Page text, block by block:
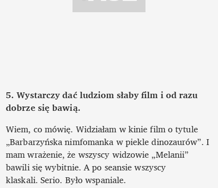
5. Wystarczy dać ludziom słaby film i od razu
dobrze się bawią.
Wiem, co mówię. Widziałam w kinie film o tytule
„Barbarzyńska nimfomanka w piekle dinozaurów”. I
mam wrażenie, że wszyscy widzowie „Melanii”
bawili się wybitnie. A po seansie wszyscy
klaskali. Serio. Było wspaniale.